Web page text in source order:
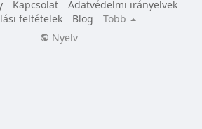
Kapcsolat
Adatvédelmi irányelvek
feltételek
Blog
Több
Nyelv